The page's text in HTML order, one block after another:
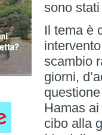
sono
Il tema è
scambio
giorni,
Hamas
cibo alla